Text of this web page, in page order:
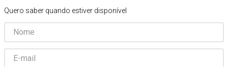
Quero saber quando estiver disponível
6 º Estetoscopio Littmann
Aparelho Pressão
8º Gaze Esteril
9º